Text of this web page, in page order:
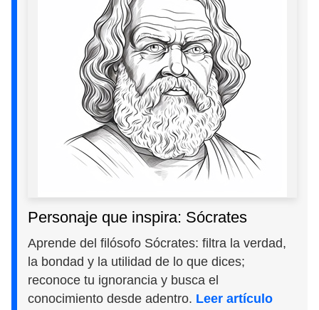
Personaje que inspira: Sócrates
Aprende del filósofo Sócrates: filtra la verdad,
la bondad y la utilidad de lo que dices;
reconoce tu ignorancia y busca el
conocimiento desde adentro. Leer artículo